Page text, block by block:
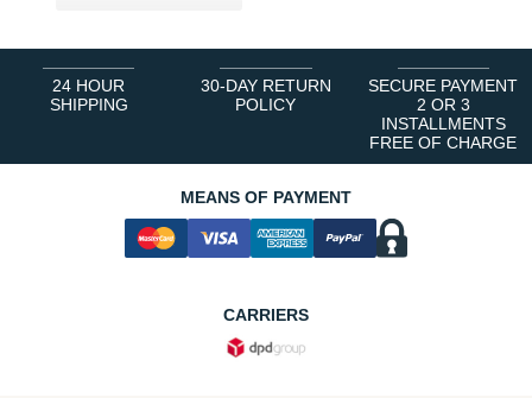
24 HOUR
SHIPPING
30-DAY RETURN
POLICY
SECURE PAYMENT
2 OR 3
INSTALLMENTS
FREE OF CHARGE
MEANS OF PAYMENT
CARRIERS